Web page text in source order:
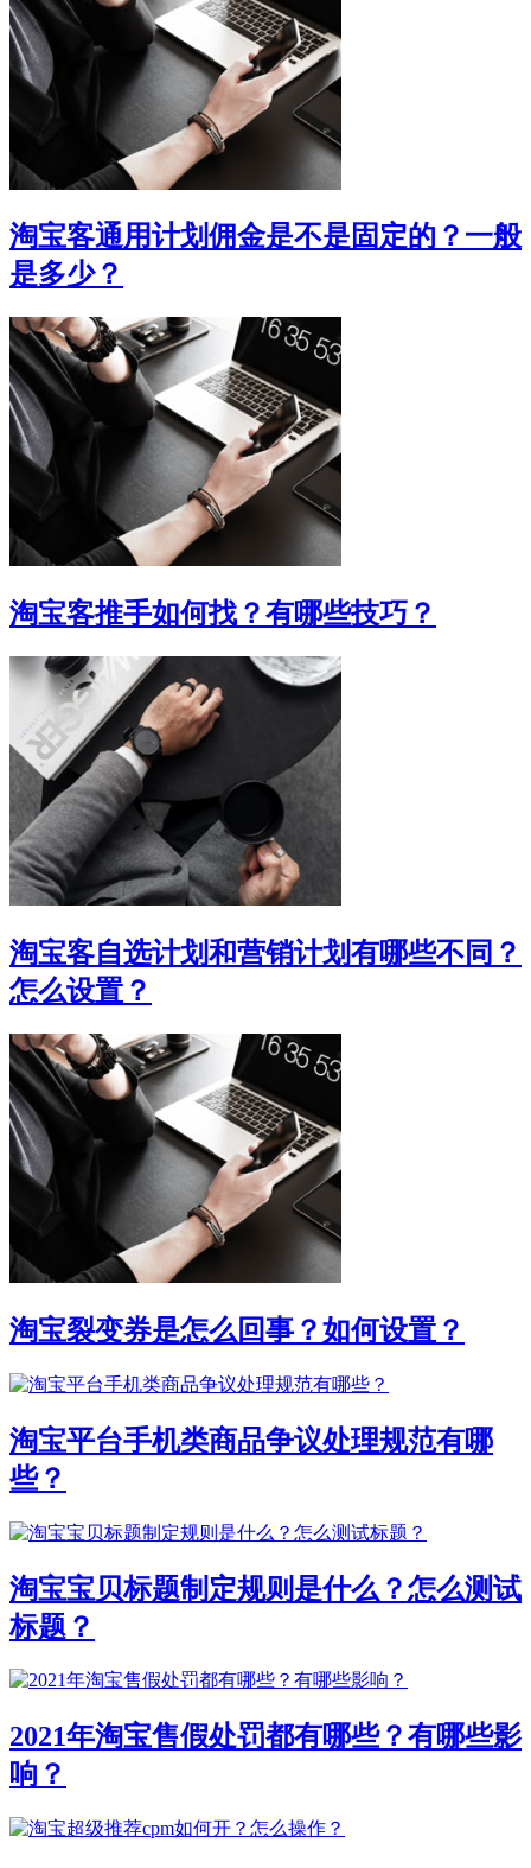
淘宝客通用计划佣金是不是固定的？一般
是多少？
淘宝客推手如何找？有哪些技巧？
淘宝客自选计划和营销计划有哪些不同？
怎么设置？
淘宝裂变券是怎么回事？如何设置？
淘宝平台手机类商品争议处理规范有哪
些？
淘宝宝贝标题制定规则是什么？怎么测试
标题？
2021年淘宝售假处罚都有哪些？有哪些影
响？